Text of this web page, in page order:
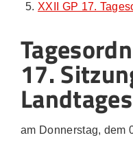
XXII GP 17.
17.
Landtages
am Donnerstag, dem